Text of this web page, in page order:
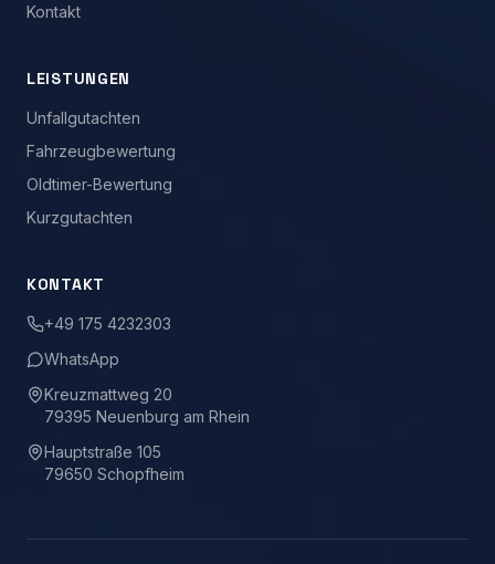
Kontakt
LEISTUNGEN
Unfallgutachten
Fahrzeugbewertung
Oldtimer-Bewertung
Kurzgutachten
KONTAKT
+49 175 4232303
WhatsApp
Kreuzmattweg 20
79395 Neuenburg am Rhein
Hauptstraße 105
79650 Schopfheim